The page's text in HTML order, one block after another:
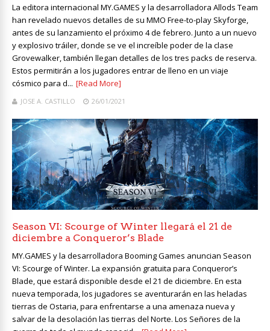
La editora internacional MY.GAMES y la desarrolladora Allods Team
han revelado nuevos detalles de su MMO Free-to-play Skyforge,
antes de su lanzamiento el próximo 4 de febrero. Junto a un nuevo
y explosivo tráiler, donde se ve el increíble poder de la clase
Grovewalker, también llegan detalles de los tres packs de reserva.
Estos permitirán a los jugadores entrar de lleno en un viaje
cósmico para d... [Read More]
JOSE A. CASTILLO 26/01/2021
Season VI: Scourge of Winter llegará el 21 de
diciembre a Conqueror’s Blade
MY.GAMES y la desarrolladora Booming Games anuncian Season
VI: Scourge of Winter. La expansión gratuita para Conqueror’s
Blade, que estará disponible desde el 21 de diciembre. En esta
nueva temporada, los jugadores se aventurarán en las heladas
tierras de Ostaria, para enfrentarse a una amenaza nueva y
salvar de la desolación las tierras del Norte. Los Señores de la